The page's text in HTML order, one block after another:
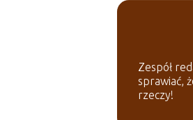
Zespół
sprawiać,
rzeczy!